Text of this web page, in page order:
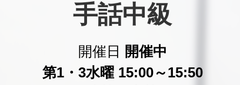
手話中級
開催日
開催中
第1・3水曜 15:00～15:50